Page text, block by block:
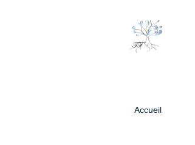
Accueil